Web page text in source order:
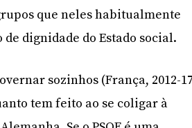
que neles habitualmente
dignidade do Estado social.
sozinhos (França, 2012-
tem feito ao se coligar à